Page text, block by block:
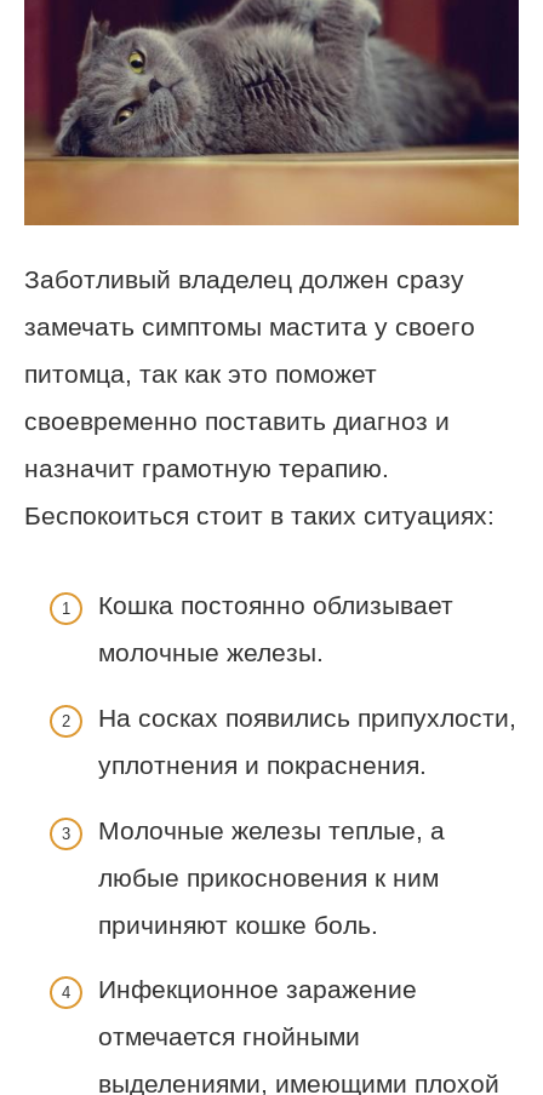
Заботливый владелец должен сразу
замечать симптомы мастита у своего
питомца, так как это поможет
своевременно поставить диагноз и
назначит грамотную терапию.
Беспокоиться стоит в таких ситуациях:
Кошка постоянно облизывает
молочные железы.
На сосках появились припухлости,
уплотнения и покраснения.
Молочные железы теплые, а
любые прикосновения к ним
причиняют кошке боль.
Инфекционное заражение
отмечается гнойными
выделениями, имеющими плохой